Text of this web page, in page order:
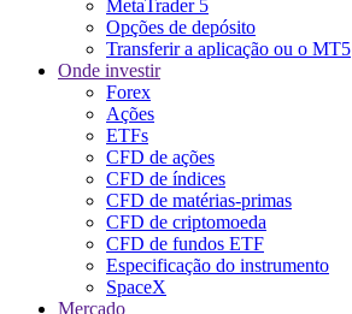
MetaTrader 5
Opções de depósito
Transferir a aplicação ou o MT5
Onde investir
Forex
Ações
ETFs
CFD de ações
CFD de índices
CFD de matérias-primas
CFD de criptomoeda
CFD de fundos ETF
Especificação do instrumento
SpaceX
Mercado